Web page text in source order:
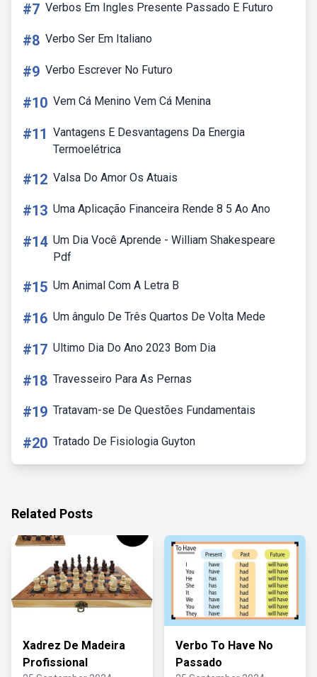
#7 Verbos Em Ingles Presente Passado E Futuro
#8 Verbo Ser Em Italiano
#9 Verbo Escrever No Futuro
#10 Vem Cá Menino Vem Cá Menina
#11 Vantagens E Desvantagens Da Energia
Termoelétrica
#12 Valsa Do Amor Os Atuais
#13 Uma Aplicação Financeira Rende 8 5 Ao Ano
#14 Um Dia Você Aprende - William Shakespeare
Pdf
#15 Um Animal Com A Letra B
#16 Um ângulo De Três Quartos De Volta Mede
#17 Ultimo Dia Do Ano 2023 Bom Dia
#18 Travesseiro Para As Pernas
#19 Tratavam-se De Questões Fundamentais
#20 Tratado De Fisiologia Guyton
Related Posts
Xadrez De Madeira
Profissional
Verbo To Have No
Passado